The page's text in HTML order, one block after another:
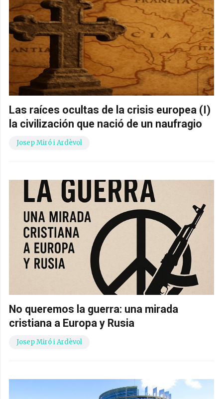
Las raíces ocultas de la crisis europea (I)
la civilización que nació de un naufragio
Josep Miró i Ardèvol
No queremos la guerra: una mirada
cristiana a Europa y Rusia
Josep Miró i Ardèvol